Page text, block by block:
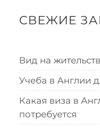
СВЕЖИЕ
Вид на
Учеба в Англии
Какая виза в
потребуется